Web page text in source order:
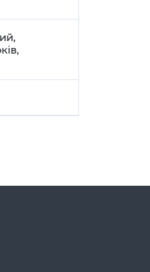
,
,